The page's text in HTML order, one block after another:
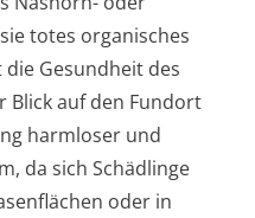
totes organisches
Gesundheit des
Blick auf den Fundort
harmloser und
da sich Schädlinge
oder in